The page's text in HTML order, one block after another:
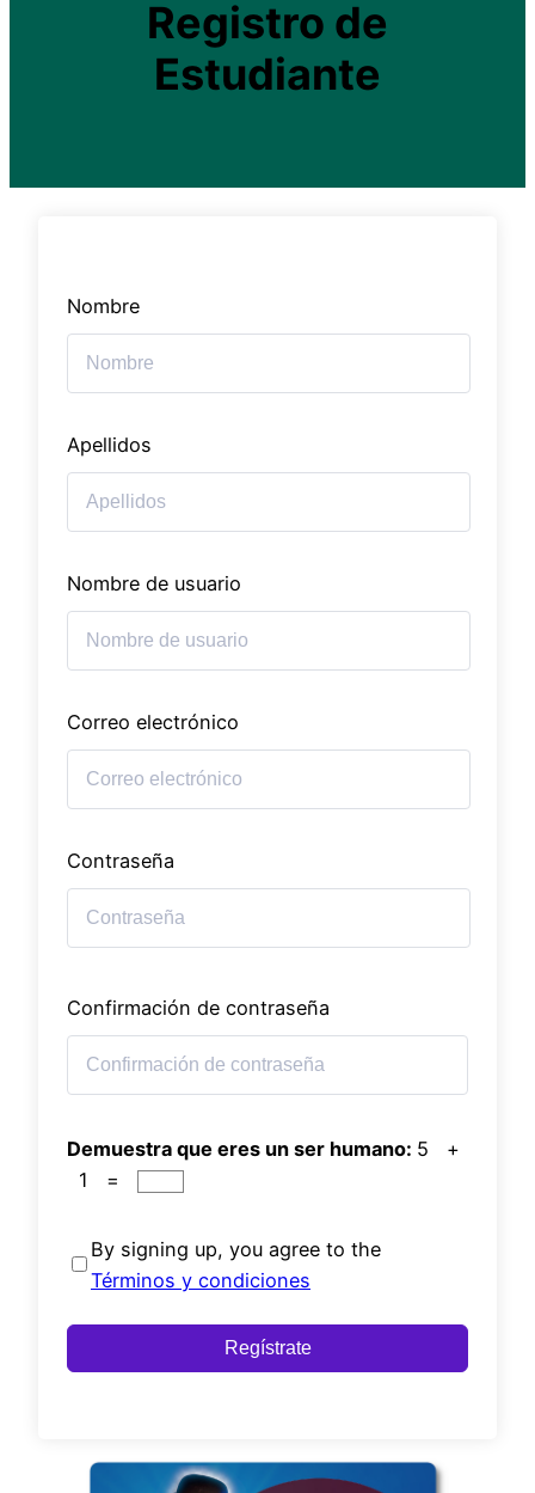
Registro de
Estudiante
Nombre
Apellidos
Nombre de usuario
Correo electrónico
Contraseña
Confirmación de contraseña
Demuestra que eres un ser humano: 5 +
1 =
By signing up, you agree to the
Términos y condiciones
Regístrate